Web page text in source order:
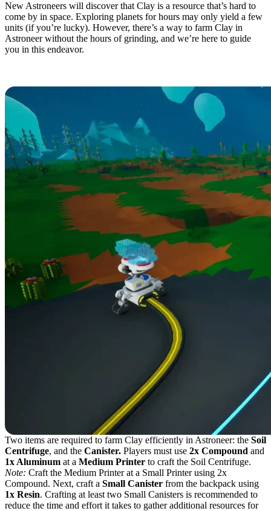
New Astroneers will discover that Clay is a resource that’s hard to
come by in space. Exploring planets for hours may only yield a few
units (if you’re lucky). However, there’s a way to farm Clay in
Astroneer without the hours of grinding, and we’re here to guide
you in this endeavor.
Two items are required to farm Clay efficiently in Astroneer: the Soil
Centrifuge, and the Canister. Players must use 2x Compound and
1x Aluminum at a Medium Printer to craft the Soil Centrifuge.
Note: Craft the Medium Printer at a Small Printer using 2x
Compound. Next, craft a Small Canister from the backpack using
1x Resin. Crafting at least two Small Canisters is recommended to
reduce the time and effort it takes to gather additional resources for